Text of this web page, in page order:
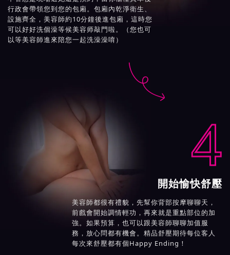
行政會帶領您到您的包廂。包廂內乾淨衛生、
設施齊全，美容師約10分鐘後進包廂，這時您
可以好好洗個澡等候美容师敲門啦。（您也可
以等美容師進來陪您一起洗澡澡唷）

4
開始愉快舒壓
美容師都很有禮貌，先幫你背部按摩聊聊天，
前戲會開始調情輕功，再來就是重點部位的加
強。如果預算，也可以跟美容師聊聊加值服
務，放心問都有機會。精品舒壓期待每位客人
每次來舒壓都有個Happy Ending！